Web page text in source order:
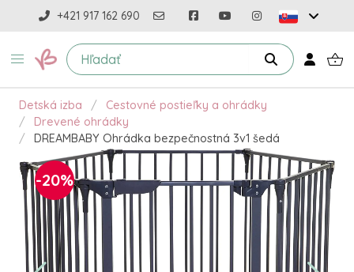
+421 917 162 690
Detská izba
Cestovné postieľky a ohrádky
Drevené ohrádky
DREAMBABY Ohrádka bezpečnostná 3v1 šedá
-20%